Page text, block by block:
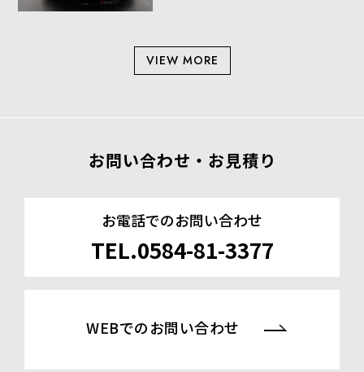
VIEW MORE
お問い合わせ・お見積り
お電話でのお問い合わせ
TEL.0584-81-3377
WEBでのお問い合わせ